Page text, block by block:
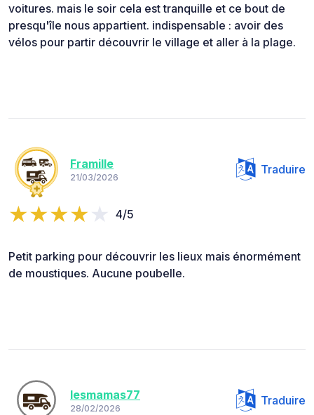
voitures. mais le soir cela est tranquille et ce bout de
presqu'île nous appartient. indispensable : avoir des
vélos pour partir découvrir le village et aller à la plage.
Framille
21/03/2026
Traduire
4/5
Petit parking pour découvrir les lieux mais énormément
de moustiques. Aucune poubelle.
lesmamas77
28/02/2026
Traduire